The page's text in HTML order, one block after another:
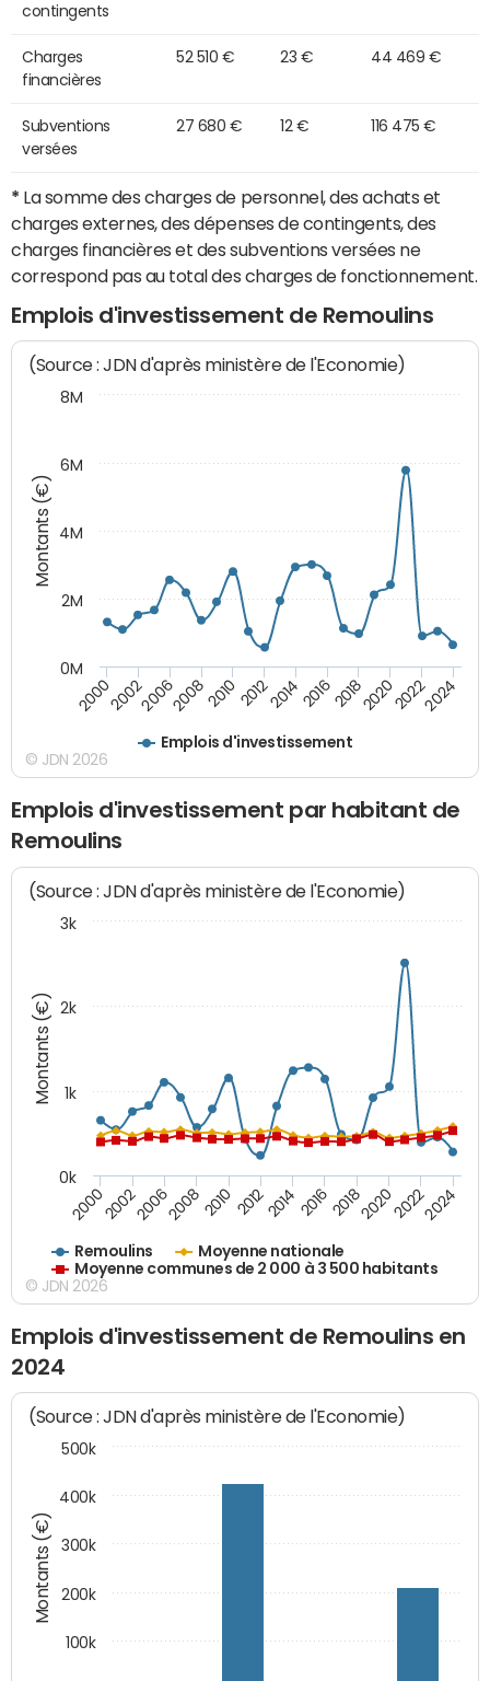
contingents
Charges
financières
52 510 € 23 € 44 469 €
Subventions
versées
27 680 € 12 € 116 475 €
* La somme des charges de personnel, des achats et
charges externes, des dépenses de contingents, des
charges financières et des subventions versées ne
correspond pas au total des charges de fonctionnement.
Emplois d'investissement de Remoulins
Montants (€)
(Source : JDN d'après ministère de l'Economie)
Emplois d'investissement
20002002200620082010 2012201420162018202020222024
0M
2M
4M
6M
8M
© JDN 2026
Emplois d'investissement par habitant de
Remoulins
Montants (€)
(Source : JDN d'après ministère de l'Economie)
Remoulins
Moyenne nationale
Moyenne communes de 2 000 à 3 500 habitants
20002002200620082010 2012201420162018202020222024
0k
1k
2k
3k
© JDN 2026
Emplois d'investissement de Remoulins en
2024
Montants (€)
(Source : JDN d'après ministère de l'Economie)
100k
200k
300k
400k
500k